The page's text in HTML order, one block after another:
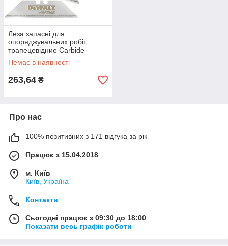
Леза запасні для
опоряджувальних робіт,
трапецевідние Carbide
DeWALT DWHT0-11131 (5 шт.,
62х19х0.6 мм)
Немає в наявності
263,64 ₴
Про нас
100% позитивних з 171 відгука за рік
Працює з 15.04.2018
м. Київ
Київ, Україна
Контакти
Сьогодні працює з 09:30 до 18:00
Показати весь графік роботи